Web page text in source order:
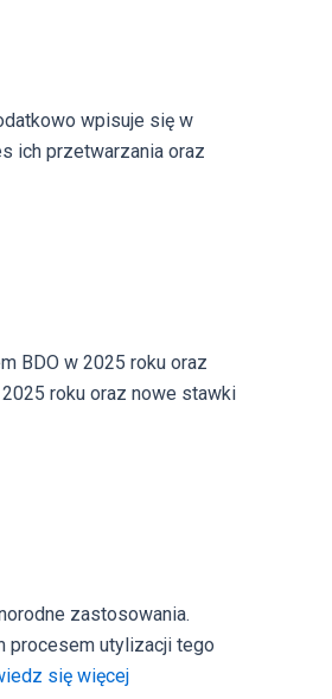
w
firmach
wpisuje się w
ich przetwarzania oraz
BDO w 2025 roku oraz
roku oraz nowe stawki
zastosowania.
procesem utylizacji tego
się więcej: